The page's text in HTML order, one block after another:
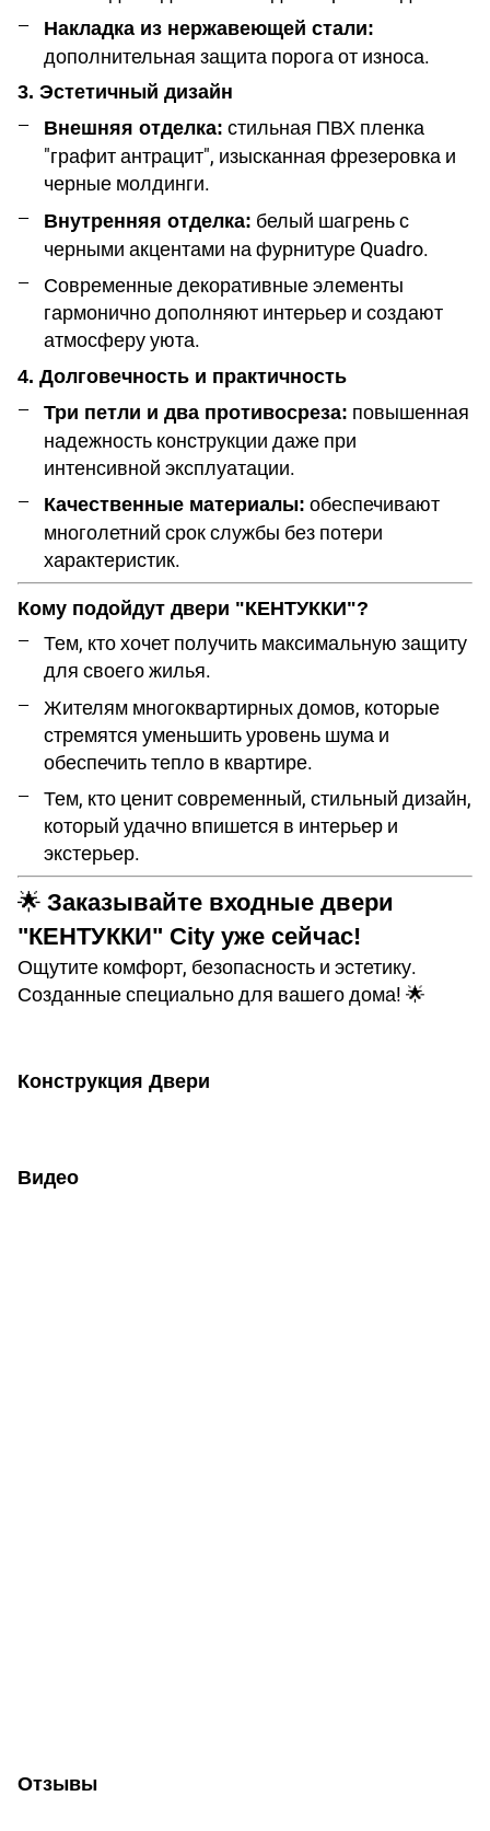
Накладка из нержавеющей стали:
дополнительная защита порога от износа.
3. Эстетичный дизайн
Внешняя отделка: стильная ПВХ пленка
"графит антрацит", изысканная фрезеровка и
черные молдинги.
Внутренняя отделка: белый шагрень с
черными акцентами на фурнитуре Quadro.
Современные декоративные элементы
гармонично дополняют интерьер и создают
атмосферу уюта.
4. Долговечность и практичность
Три петли и два противосреза: повышенная
надежность конструкции даже при
интенсивной эксплуатации.
Качественные материалы: обеспечивают
многолетний срок службы без потери
характеристик.
Кому подойдут двери "КЕНТУККИ"?
Тем, кто хочет получить максимальную защиту
для своего жилья.
Жителям многоквартирных домов, которые
стремятся уменьшить уровень шума и
обеспечить тепло в квартире.
Тем, кто ценит современный, стильный дизайн,
который удачно впишется в интерьер и
экстерьер.
🌟 Заказывайте входные двери
"КЕНТУККИ" City уже сейчас!
Ощутите комфорт, безопасность и эстетику.
Созданные специально для вашего дома! 🌟
Конструкция Двери
Видео
Отзывы